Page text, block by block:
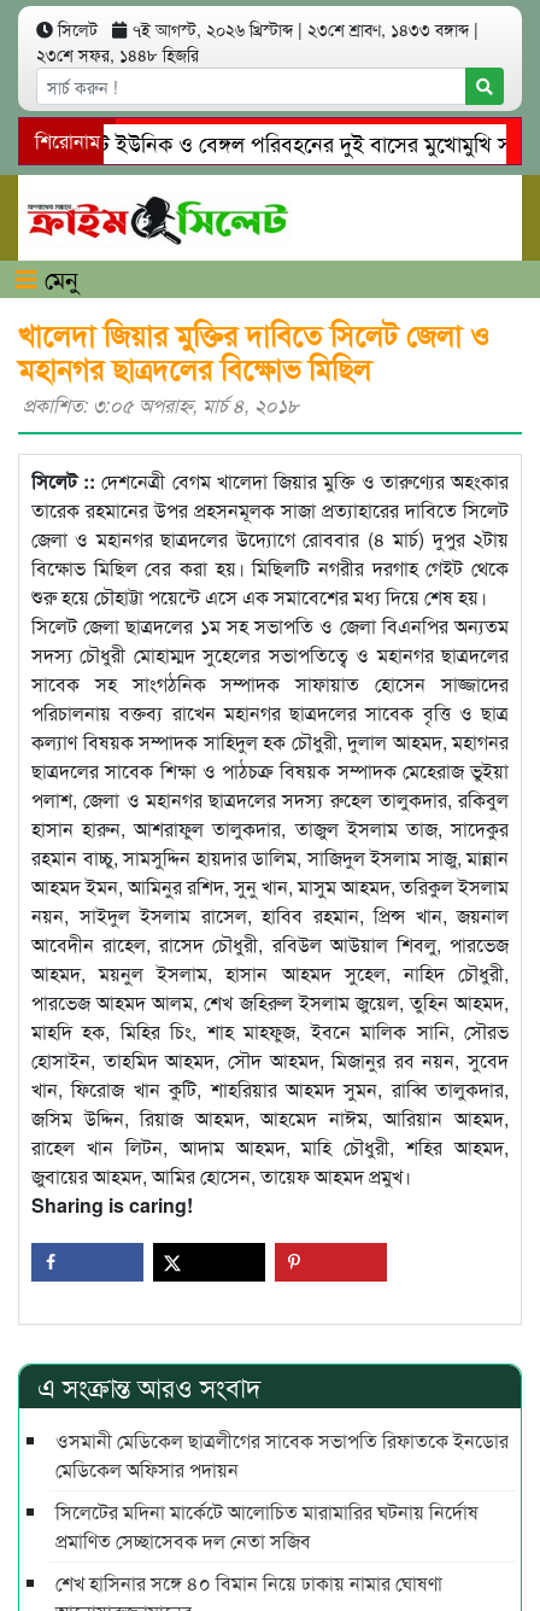
সিলেট ৭ই আগস্ট, ২০২৬ খ্রিস্টাব্দ | ২৩শে শ্রাবণ, ১৪৩৩ বঙ্গাব্দ |
২৩শে সফর, ১৪৪৮ হিজরি
শিরোনাম
সিলেটে ইউনিক ও বেঙ্গল পরিবহনের দুই বাসের মুখোমুখি
গোয়াইনঘাটে প্রেমের ফাঁদে তরুণী পাচার: মাদকাসক্ত রিমালকে
মেনু
খালেদা জিয়ার মুক্তির দাবিতে সিলেট জেলা ও
মহানগর ছাত্রদলের বিক্ষোভ মিছিল
প্রকাশিত: ৩:০৫ অপরাহ্ণ, মার্চ ৪, ২০১৮
সিলেট :: দেশনেত্রী বেগম খালেদা জিয়ার মুক্তি ও তারুণ্যের অহংকার
তারেক রহমানের উপর প্রহসনমূলক সাজা প্রত্যাহারের দাবিতে সিলেট
জেলা ও মহানগর ছাত্রদলের উদ্যোগে রোববার (৪ মার্চ) দুপুর ২টায়
বিক্ষোভ মিছিল বের করা হয়। মিছিলটি নগরীর দরগাহ গেইট থেকে
শুরু হয়ে চৌহাট্টা পয়েন্টে এসে এক সমাবেশের মধ্য দিয়ে শেষ হয়।
সিলেট জেলা ছাত্রদলের ১ম সহ সভাপতি ও জেলা বিএনপির অন্যতম
সদস্য চৌধুরী মোহাম্মদ সুহেলের সভাপতিত্বে ও মহানগর ছাত্রদলের
সাবেক সহ সাংগঠনিক সম্পাদক সাফায়াত হোসেন সাজ্জাদের
পরিচালনায় বক্তব্য রাখেন মহানগর ছাত্রদলের সাবেক বৃত্তি ও ছাত্র
কল্যাণ বিষয়ক সম্পাদক সাহিদুল হক চৌধুরী, দুলাল আহমদ, মহাগনর
ছাত্রদলের সাবেক শিক্ষা ও পাঠচক্র বিষয়ক সম্পাদক মেহেরাজ ভুইয়া
পলাশ, জেলা ও মহানগর ছাত্রদলের সদস্য রুহেল তালুকদার, রকিবুল
হাসান হারুন, আশরাফুল তালুকদার, তাজুল ইসলাম তাজ, সাদেকুর
রহমান বাচ্চু, সামসুদ্দিন হায়দার ডালিম, সাজিদুল ইসলাম সাজু, মান্নান
আহমদ ইমন, আমিনুর রশিদ, সুনু খান, মাসুম আহমদ, তরিকুল ইসলাম
নয়ন, সাইদুল ইসলাম রাসেল, হাবিব রহমান, প্রিন্স খান, জয়নাল
আবেদীন রাহেল, রাসেদ চৌধুরী, রবিউল আউয়াল শিবলু, পারভেজ
আহমদ, ময়নুল ইসলাম, হাসান আহমদ সুহেল, নাহিদ চৌধুরী,
পারভেজ আহমদ আলম, শেখ জহিরুল ইসলাম জুয়েল, তুহিন আহমদ,
মাহদি হক, মিহির চিং, শাহ মাহফুজ, ইবনে মালিক সানি, সৌরভ
হোসাইন, তাহমিদ আহমদ, সৌদ আহমদ, মিজানুর রব নয়ন, সুবেদ
খান, ফিরোজ খান কুটি, শাহরিয়ার আহমদ সুমন, রাব্বি তালুকদার,
জসিম উদ্দিন, রিয়াজ আহমদ, আহমেদ নাঈম, আরিয়ান আহমদ,
রাহেল খান লিটন, আদাম আহমদ, মাহি চৌধুরী, শহির আহমদ,
জুবায়ের আহমদ, আমির হোসেন, তায়েফ আহমদ প্রমুখ।
Sharing is caring!
এ সংক্রান্ত আরও সংবাদ
ওসমানী মেডিকেল ছাত্রলীগের সাবেক সভাপতি রিফাতকে ইনডোর
মেডিকেল অফিসার পদায়ন
সিলেটের মদিনা মার্কেটে আলোচিত মারামারির ঘটনায় নির্দোষ
প্রমাণিত সেচ্ছাসেবক দল নেতা সজিব
শেখ হাসিনার সঙ্গে ৪০ বিমান নিয়ে ঢাকায় নামার ঘোষণা